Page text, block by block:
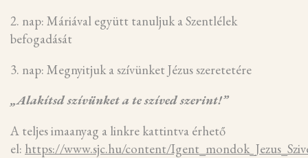
2. nap: Máriával együtt tanuljuk a Szentlélek
befogadását
3. nap: Megnyitjuk a szívünket Jézus szeretetére
„Alakítsd szívünket a te szíved szerint!”
A teljes imaanyag a linkre kattintva érhető
el: https://www.sjc.hu/content/